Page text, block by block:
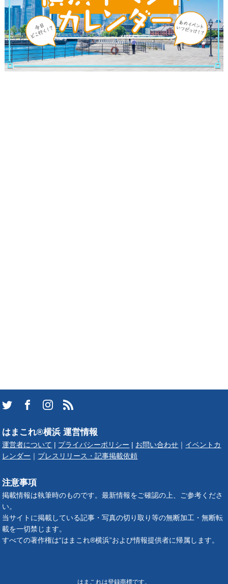
はまこれ®横浜 運営情報
運営者について プライバシーポリシー お問い合わせ
イベントカ
レンダー
プレスリリース・記事掲載依頼
注意事項
掲載情報は執筆時のものです。最新情報をご確認の上、ご参考くださ
い。
当サイトに掲載している記事・写真の切り取り等の無断加工・無断転
載を一切禁じます。
すべての著作権は“はまこれ®横浜”および情報提供者に帰属します。
はまこれは登録商標です。